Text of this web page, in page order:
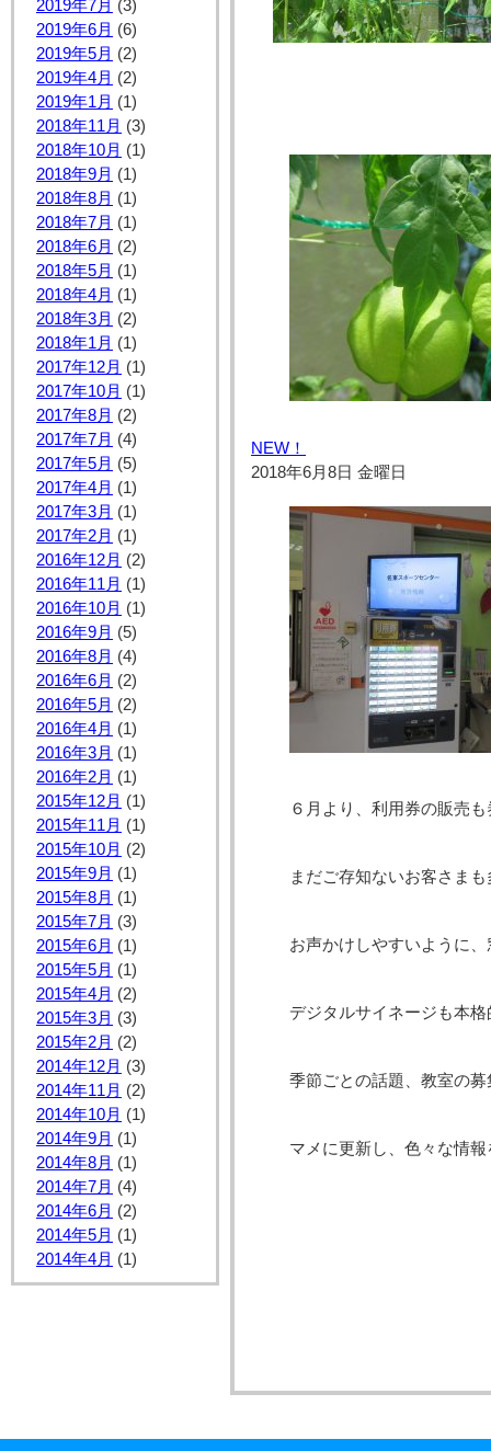
2019年7月 (3)
2019年6月 (6)
2019年5月 (2)
2019年4月 (2)
2019年1月 (1)
2018年11月 (3)
2018年10月 (1)
2018年9月 (1)
2018年8月 (1)
2018年7月 (1)
2018年6月 (2)
2018年5月 (1)
2018年4月 (1)
2018年3月 (2)
2018年1月 (1)
2017年12月 (1)
2017年10月 (1)
2017年8月 (2)
2017年7月 (4)
2017年5月 (5)
2017年4月 (1)
2017年3月 (1)
2017年2月 (1)
2016年12月 (2)
2016年11月 (1)
2016年10月 (1)
2016年9月 (5)
2016年8月 (4)
2016年6月 (2)
2016年5月 (2)
2016年4月 (1)
2016年3月 (1)
2016年2月 (1)
2015年12月 (1)
2015年11月 (1)
2015年10月 (2)
2015年9月 (1)
2015年8月 (1)
2015年7月 (3)
2015年6月 (1)
2015年5月 (1)
2015年4月 (2)
2015年3月 (3)
2015年2月 (2)
2014年12月 (3)
2014年11月 (2)
2014年10月 (1)
2014年9月 (1)
2014年8月 (1)
2014年7月 (4)
2014年6月 (2)
2014年5月 (1)
2014年4月 (1)
NEW！
2018年6月8日 金曜日
６月より、利用券の販売
まだご存知ないお客さま
お声かけしやすいように
デジタルサイネージも本
季節ごとの話題、教室の
マメに更新し、色々な情